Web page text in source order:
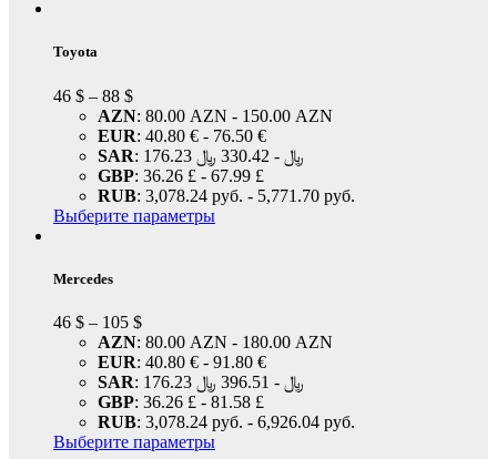
Toyota
46 $ – 88 $
AZN: 80.00 AZN - 150.00 AZN
EUR: 40.80 € - 76.50 €
SAR: 176.23 ﷼ - 330.42 ﷼
GBP: 36.26 £ - 67.99 £
RUB: 3,078.24 руб. - 5,771.70 руб.
Выберите параметры
Mercedes
46 $ – 105 $
AZN: 80.00 AZN - 180.00 AZN
EUR: 40.80 € - 91.80 €
SAR: 176.23 ﷼ - 396.51 ﷼
GBP: 36.26 £ - 81.58 £
RUB: 3,078.24 руб. - 6,926.04 руб.
Выберите параметры